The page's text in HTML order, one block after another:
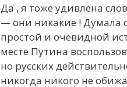
Да , я тоже удивлена
— они никакие ! Думала
простой и очевидной
месте Путина
но русских
никогда никого не